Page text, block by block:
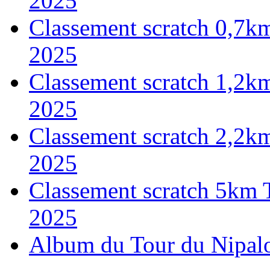
Classement scratch
2025
Classement scratch
2025
Classement scratch
2025
Classement scratch
2025
Album du Tour du